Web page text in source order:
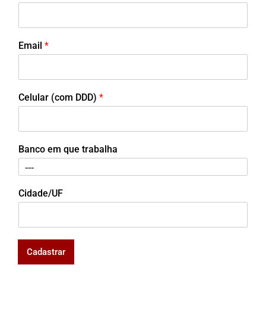
Email *
Celular (com DDD) *
Banco em que trabalha
Cidade/UF
Cadastrar